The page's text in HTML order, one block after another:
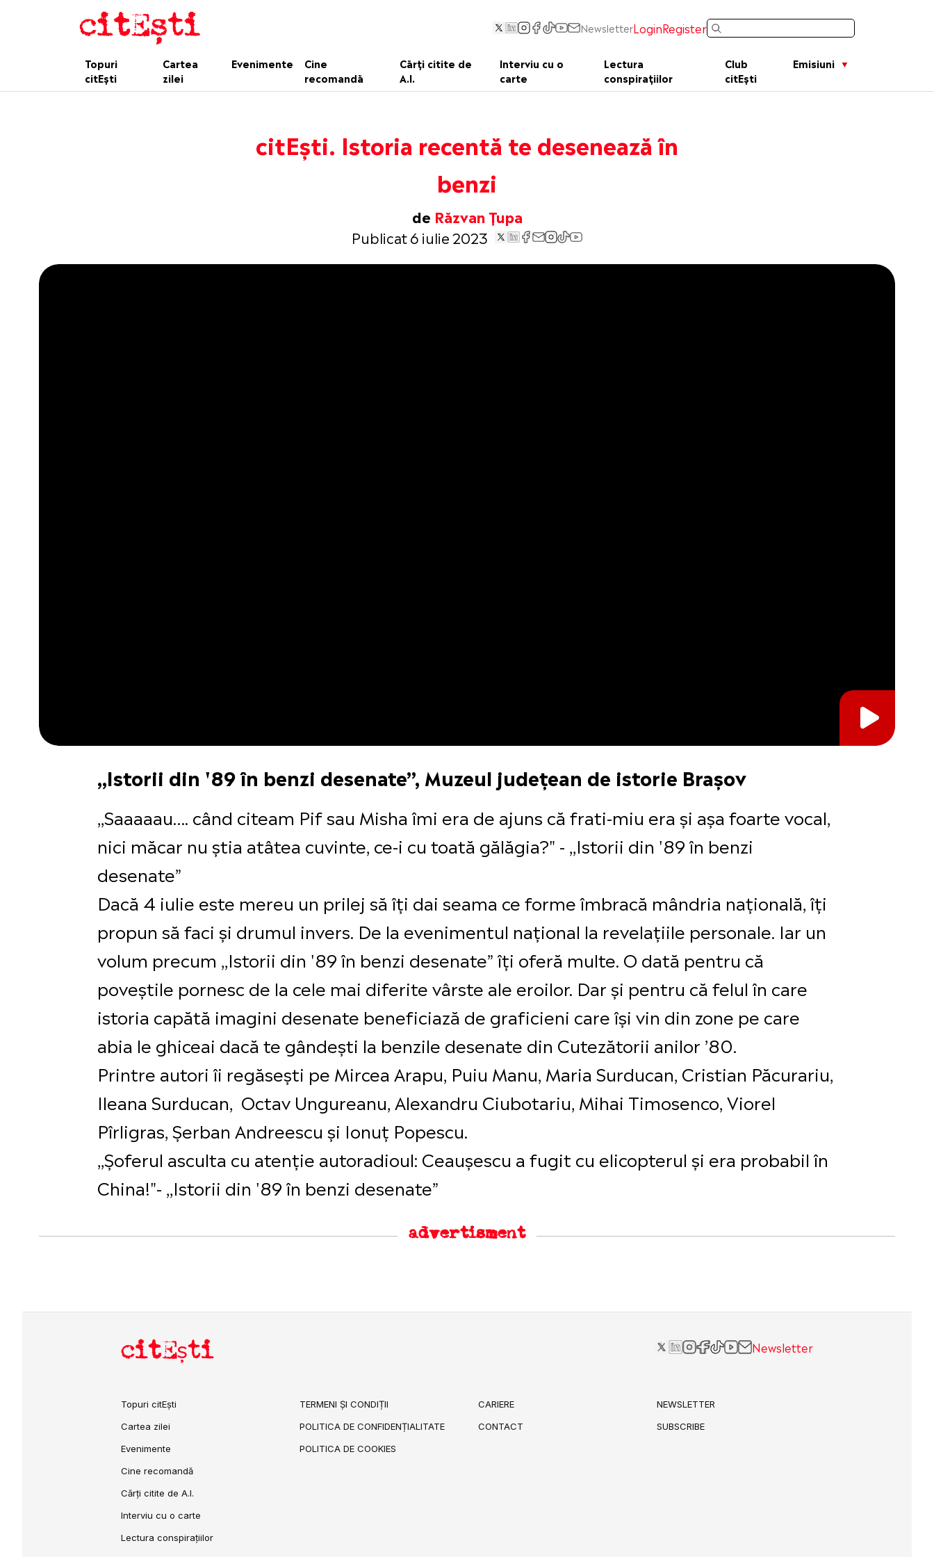
NewsletterLoginRegister
Topuri
citEști
Cartea
zilei
Evenimente
Cine
recomandă
Cărți citite de
A.I.
Interviu cu o
carte
Lectura
conspirațiilor
Club
citEști
Emisiuni
citEști. Istoria recentă te desenează în
benzi
de Răzvan Țupa
Publicat 6 iulie 2023
,,Istorii din '89 în benzi desenate”, Muzeul județean de istorie Brașov
,,Saaaaau…. când citeam Pif sau Misha îmi era de ajuns că frati-miu era și așa foarte vocal,
nici măcar nu știa atâtea cuvinte, ce-i cu toată gălăgia?" - ,,Istorii din '89 în benzi
desenate”
Dacă 4 iulie este mereu un prilej să îți dai seama ce forme îmbracă mândria națională, îți
propun să faci și drumul invers. De la evenimentul național la revelațiile personale. Iar un
volum precum ,,Istorii din '89 în benzi desenate” îți oferă multe. O dată pentru că
poveștile pornesc de la cele mai diferite vârste ale eroilor. Dar și pentru că felul în care
istoria capătă imagini desenate beneficiază de graficieni care își vin din zone pe care
abia le ghiceai dacă te gândești la benzile desenate din Cutezătorii anilor ’80.
Printre autori îi regăsești pe Mircea Arapu, Puiu Manu, Maria Surducan, Cristian Păcurariu,
Ileana Surducan, Octav Ungureanu, Alexandru Ciubotariu, Mihai Timosenco, Viorel
Pîrligras, Șerban Andreescu și Ionuț Popescu.
,,Șoferul asculta cu atenție autoradioul: Ceaușescu a fugit cu elicopterul și era probabil în
China!"- ,,Istorii din '89 în benzi desenate”
advertisment
citEști Newsletter
Topuri citEști
Cartea zilei
Evenimente
Cine recomandă
Cărți citite de A.I.
Interviu cu o carte
Lectura conspirațiilor
TERMENI ȘI CONDIȚII
POLITICA DE CONFIDENȚIALITATE
POLITICA DE COOKIES
CARIERE
CONTACT
NEWSLETTER
SUBSCRIBE